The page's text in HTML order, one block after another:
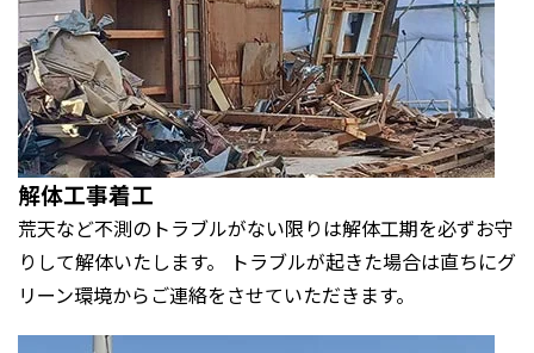
解体工事着工
荒天など不測のトラブルがない限りは解体工期を必ずお守
りして解体いたします。 トラブルが起きた場合は直ちにグ
リーン環境からご連絡をさせていただきます。